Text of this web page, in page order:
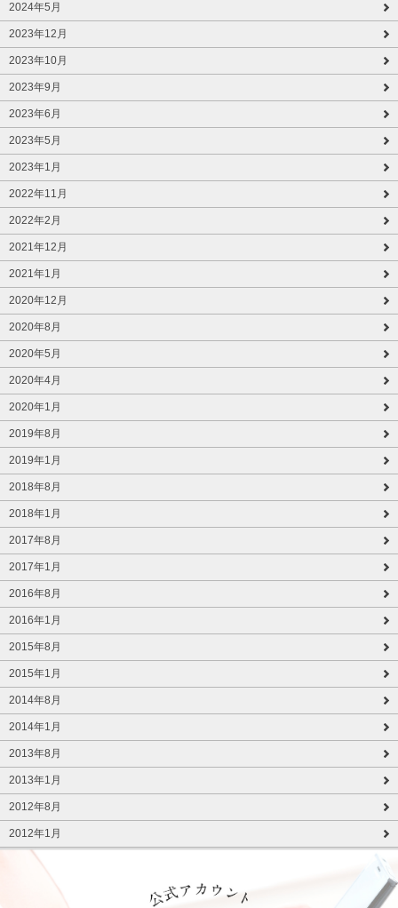
2024年5月
2023年12月
2023年10月
2023年9月
2023年6月
2023年5月
2023年1月
2022年11月
2022年2月
2021年12月
2021年1月
2020年12月
2020年8月
2020年5月
2020年4月
2020年1月
2019年8月
2019年1月
2018年8月
2018年1月
2017年8月
2017年1月
2016年8月
2016年1月
2015年8月
2015年1月
2014年8月
2014年1月
2013年8月
2013年1月
2012年8月
2012年1月